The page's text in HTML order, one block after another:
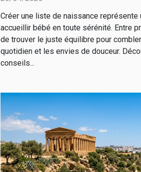
Créer une liste de naissance
accueillir bébé en toute sérénité. Entre
de trouver le juste équilibre pour
quotidien et les envies de douceur.
conseils...